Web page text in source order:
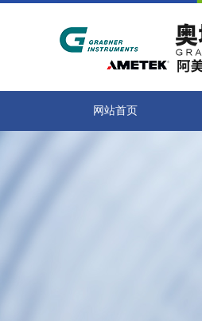
网站首页